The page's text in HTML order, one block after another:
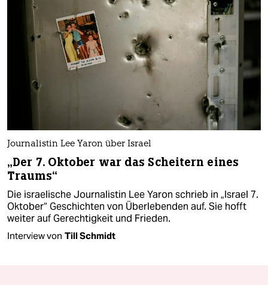
Journalistin Lee Yaron über Israel
„Der 7. Oktober war das Scheitern eines
Traums“
Die israelische Journalistin Lee Yaron schrieb in „Israel 7.
Oktober“ Geschichten von Überlebenden auf. Sie hofft
weiter auf Gerechtigkeit und Frieden.
Interview von Till Schmidt